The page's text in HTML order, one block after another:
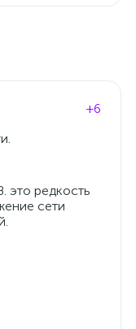
+6
это редкость
сети